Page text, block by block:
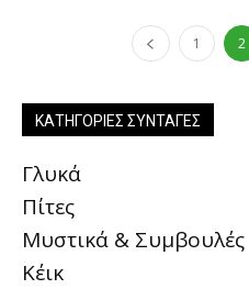
1 2
ΚΑΤΗΓΟΡΊΕΣ ΣΥΝΤΑΓΈΣ
Γλυκά
Πίτες
Μυστικά & Συμβουλές
Κέικ